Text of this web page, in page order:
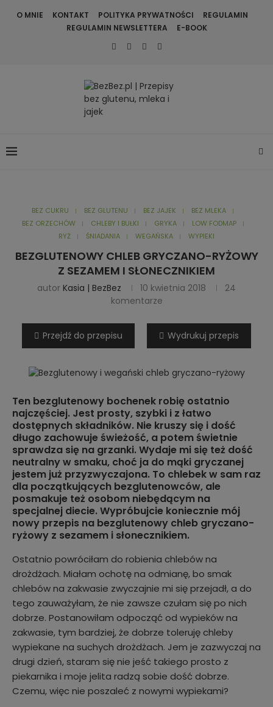
O MNIE KONTAKT POLITYKA PRYWATNOŚCI
REGULAMIN
REGULAMIN NEWSLETTERA
E-BOOK
BEZ CUKRU BEZ GLUTENU BEZ JAJEK
BEZ MLEKA
BEZ ORZECHÓW
CHLEBY I BUŁKI GRYKA
LOW FODMAP
RYŻ
ŚNIADANIA WEGAŃSKA WYPIEKI
BEZGLUTENOWY CHLEB GRYCZANO-RYŻOWY
Z SEZAMEM I SŁONECZNIKIEM
autor Kasia | BezBez 10 kwietnia 2018
24
komentarze
Przejdź do przepisu Wydrukuj przepis
Ten bezglutenowy bochenek robię ostatnio
najczęściej. Jest prosty, szybki i z łatwo
dostępnych składników. Nie kruszy się i dość
długo zachowuje świeżość, a potem świetnie
sprawdza się na grzanki. Wydaje mi się też dość
neutralny w smaku, choć ja do mąki gryczanej
jestem już przyzwyczajona. To chlebek w sam raz
dla początkujących bezglutenowców, ale
posmakuje też osobom niebędącym na
specjalnej diecie. Wypróbujcie koniecznie mój
nowy przepis na bezglutenowy chleb gryczano-
ryżowy z sezamem i słonecznikiem.
Ostatnio powróciłam do robienia chlebów na
drożdżach. Miałam ochotę na odmianę, bo smak
chlebów na zakwasie zwyczajnie mi się przejadł, a do
tego zauważyłam, że nie zawsze czułam się po nich
dobrze. Postanowiłam odpocząć od wypieków na
zakwasie, tym bardziej, że dobrze toleruję chleby
wypiekane na suchych drożdżach. Jem je zazwyczaj na
drugi dzień, staram się nie jeść takiego prosto z
piekarnika i moje jelita radzą sobie dość dobrze.
Czemu, więc nie poszaleć z nowymi wypiekami?